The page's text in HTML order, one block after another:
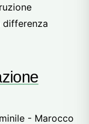
differenza